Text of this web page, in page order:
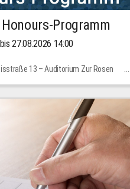
Programm
27.08.2026 14:00
13 – Auditorium Zur Rosen